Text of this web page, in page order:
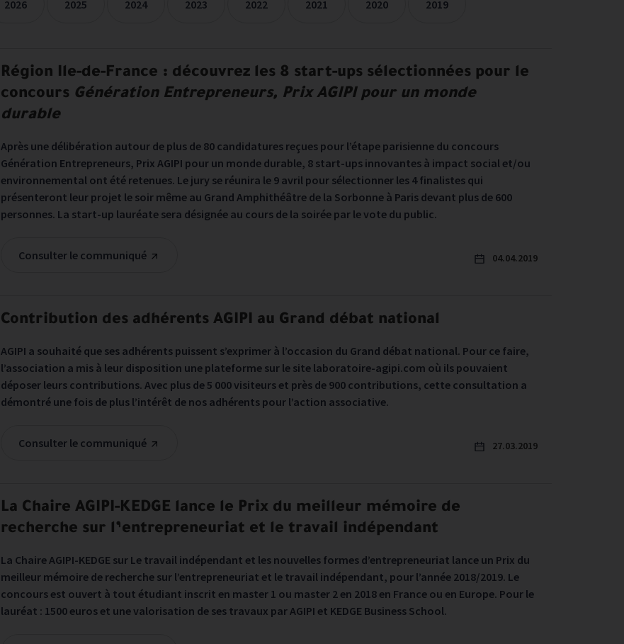
2026 2025 2024 2023 2022 2021 2020 2019
Région Ile-de-France : découvrez les 8 start-ups sélectionnées pour le
concours Génération Entrepreneurs, Prix AGIPI pour un monde
durable
Après une délibération autour de plus de 80 candidatures reçues pour l’étape parisienne du concours
Génération Entrepreneurs, Prix AGIPI pour un monde durable, 8 start-ups innovantes à impact social et/ou
environnemental ont été retenues. Le jury se réunira le 9 avril pour sélectionner les 4 finalistes qui
présenteront leur projet le soir même au Grand Amphithéâtre de la Sorbonne à Paris devant plus de 600
personnes. La start-up lauréate sera désignée au cours de la soirée par le vote du public.
Consulter le communiqué 04.04.2019
Contribution des adhérents AGIPI au Grand débat national
AGIPI a souhaité que ses adhérents puissent s’exprimer à l’occasion du Grand débat national. Pour ce faire,
l’association a mis à leur disposition une plateforme sur le site laboratoire-agipi.com où ils pouvaient
déposer leurs contributions. Avec plus de 5 000 visiteurs et près de 900 contributions, cette consultation a
démontré une fois de plus l’intérêt de nos adhérents pour l’action associative.
Consulter le communiqué 27.03.2019
La Chaire AGIPI-KEDGE lance le Prix du meilleur mémoire de
recherche sur l’entrepreneuriat et le travail indépendant
La Chaire AGIPI-KEDGE sur Le travail indépendant et les nouvelles formes d’entrepreneuriat lance un Prix du
meilleur mémoire de recherche sur l’entrepreneuriat et le travail indépendant, pour l’année 2018/2019. Le
concours est ouvert à tout étudiant inscrit en master 1 ou master 2 en 2018 en France ou en Europe. Pour le
lauréat : 1500 euros et une valorisation de ses travaux par AGIPI et KEDGE Business School.